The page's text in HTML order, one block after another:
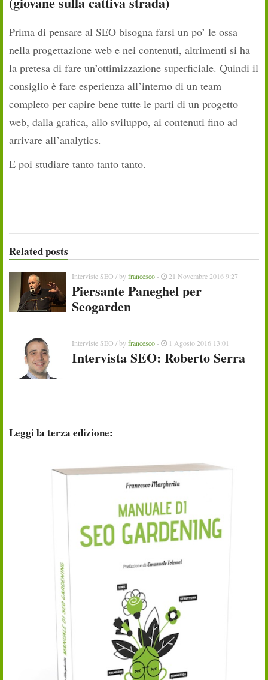
Prima di pensare al SEO bisogna farsi un po’ le ossa
nella progettazione web e nei contenuti, altrimenti si ha
la pretesa di fare un’ottimizzazione superficiale. Quindi il
consiglio è fare esperienza all’interno di un team
completo per capire bene tutte le parti di un progetto
web, dalla grafica, allo sviluppo, ai contenuti fino ad
arrivare all’analytics.
E poi studiare tanto tanto tanto.
Related posts
Interviste SEO / by francesco- 21 Novembre 2016 9:27
Piersante Paneghel per
Seogarden
Interviste SEO / by francesco- 1 Agosto 2016 13:01
Intervista SEO: Roberto Serra
Leggi la terza edizione: